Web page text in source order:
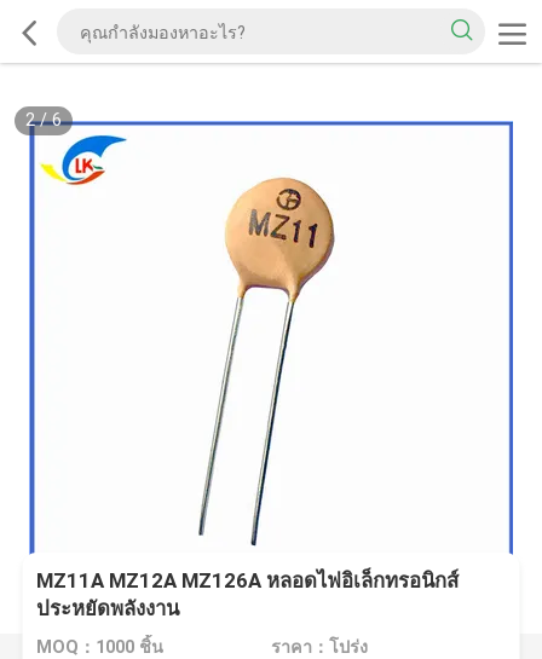
2/6
MZ11A MZ12A MZ126A หลอดไฟอิเล็กทรอนิกส์
ประหยัดพลังงาน
MOQ：1000 ชิ้น ราคา：โปร่ง